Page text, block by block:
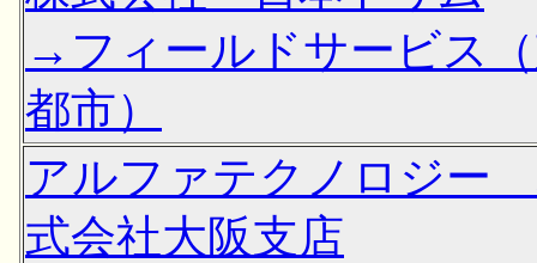
→フィールドサービス
都市）
アルファテクノロジー
式会社大阪支店